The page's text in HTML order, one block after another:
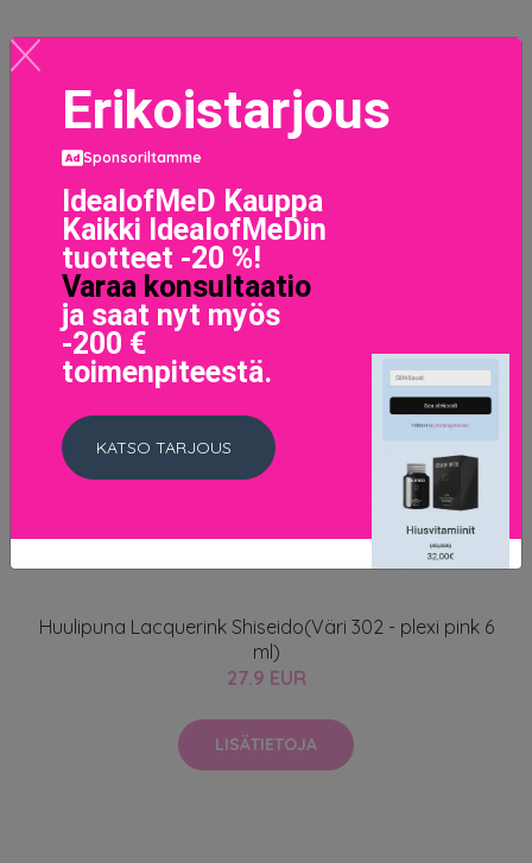
Huulipuna Lacquerink Shiseido(Väri 302 - plexi pink 6
ml)
27.9 EUR
LISÄTIETOJA
Erikoistarjous
Sponsoriltamme
IdealofMeD Kauppa
Kaikki IdealofMeDin
tuotteet -20 %!
Varaa konsultaatio
ja saat nyt myös
-200 €
toimenpiteestä.
KATSO TARJOUS